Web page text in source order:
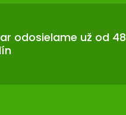
odosielame už od 48